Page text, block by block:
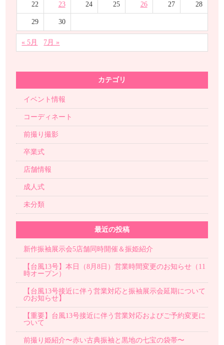
22 23 24 25 26 27 28
29 30
« 5月 7月 »
カテゴリ
イベント情報
コーディネート
前撮り撮影
卒業式
店舗情報
成人式
未分類
最近の投稿
新作振袖展示会5店舗同時開催＆振姫紹介
【台風13号】本日（8月8日）営業時間変更のお知らせ（11
時オープン）
【台風13号接近に伴う営業対応と振袖展示会延期について
のお知らせ】
【重要】台風13号接近に伴う営業対応およびご予約変更に
ついて
前撮り姫紹介〜赤い古典振袖と黒地の七宝の袋帯〜